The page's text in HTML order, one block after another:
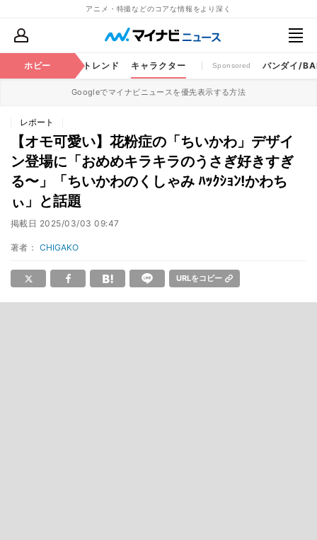
アニメ・特撮などのコアな情報をより深く
ホビー
特撮 トレンド キャラクター Sponsored バンダイ/
Googleでマイナビニュースを優先表示する方法
レポート
【オモ可愛い】花粉症の「ちいかわ」デザイ
ン登場に「おめめキラキラのうさぎ好きすぎ
る〜」「ちいかわのくしゃみ ﾊｯｸｼｮﾝ!かわち
ぃ」と話題
掲載日 2025/03/03 09:47
著者： CHIGAKO
URLをコピー